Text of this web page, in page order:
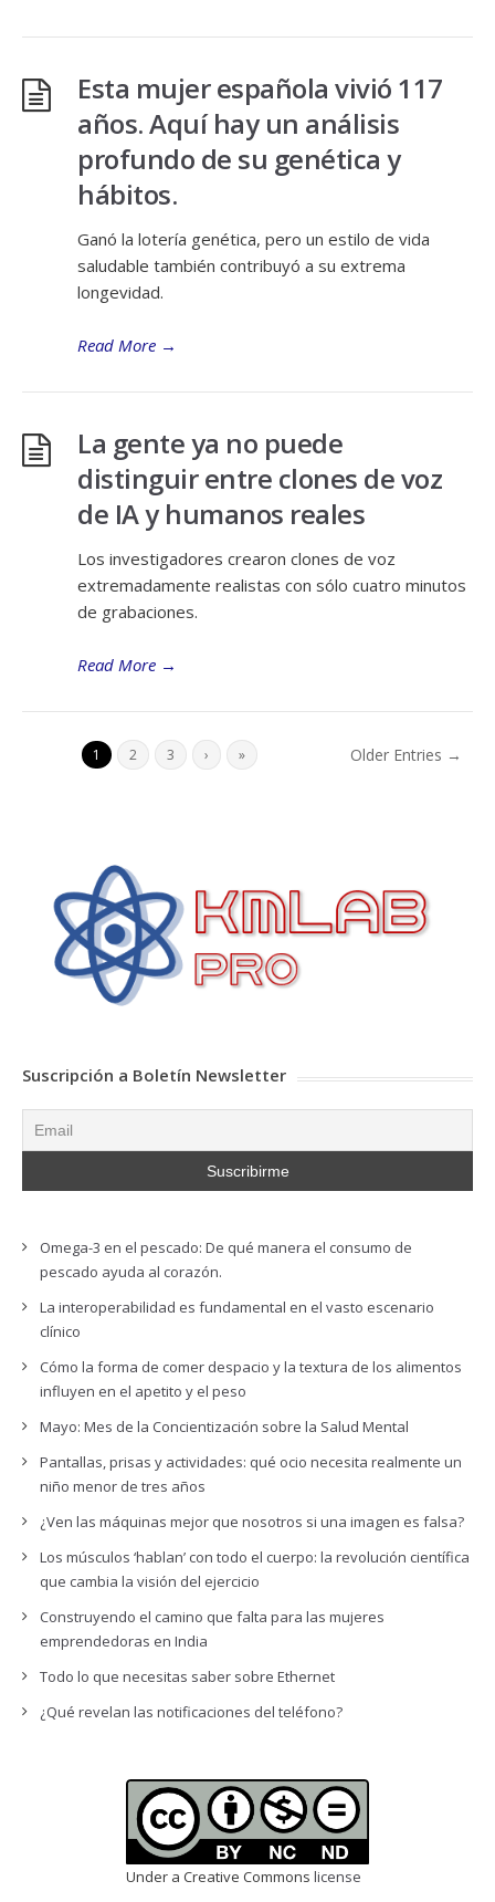
Esta mujer española vivió 117
años. Aquí hay un análisis
profundo de su genética y
hábitos.
Ganó la lotería genética, pero un estilo de vida
saludable también contribuyó a su extrema
longevidad.
Read More →
La gente ya no puede
distinguir entre clones de voz
de IA y humanos reales
Los investigadores crearon clones de voz
extremadamente realistas con sólo cuatro minutos
de grabaciones.
Read More →
1 2 3 › » Older Entries →
Suscripción a Boletín Newsletter
Omega-3 en el pescado: De qué manera el consumo de
pescado ayuda al corazón.
La interoperabilidad es fundamental en el vasto escenario
clínico
Cómo la forma de comer despacio y la textura de los alimentos
influyen en el apetito y el peso
Mayo: Mes de la Concientización sobre la Salud Mental
Pantallas, prisas y actividades: qué ocio necesita realmente un
niño menor de tres años
¿Ven las máquinas mejor que nosotros si una imagen es falsa?
Los músculos ‘hablan’ con todo el cuerpo: la revolución científica
que cambia la visión del ejercicio
Construyendo el camino que falta para las mujeres
emprendedoras en India
Todo lo que necesitas saber sobre Ethernet
¿Qué revelan las notificaciones del teléfono?
Under a Creative Commons license